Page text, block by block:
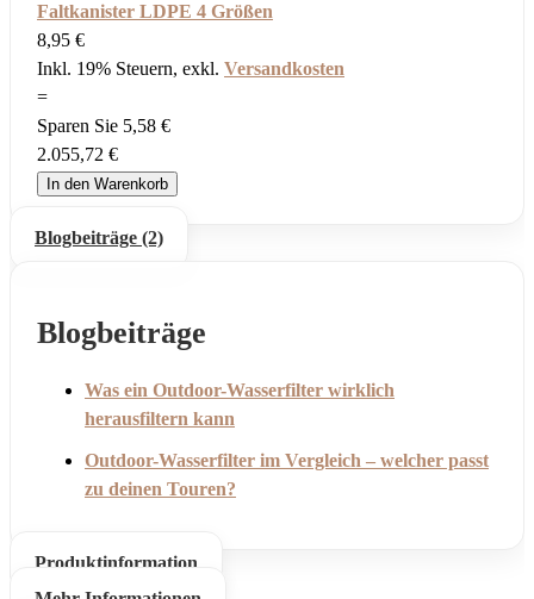
Faltkanister LDPE 4 Größen
8,95 €
Inkl. 19% Steuern, exkl. Versandkosten
=
Sparen Sie 5,58 €
2.055,72 €
In den Warenkorb
Blogbeiträge (2)
Blogbeiträge
Was ein Outdoor-Wasserfilter wirklich
herausfiltern kann
Outdoor-Wasserfilter im Vergleich – welcher passt
zu deinen Touren?
Produktinformation